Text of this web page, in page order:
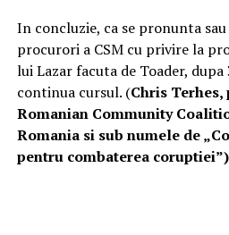
In concluzie, ca se pronunta
procurori a CSM cu privire la
lui Lazar facuta de Toader,
continua cursul. (Chris
Romanian Community
Romania si sub numele de
pentru combaterea